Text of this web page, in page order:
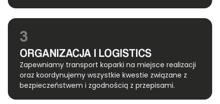
3
ORGANIZACJA I LOGISTICS
Zapewniamy transport koparki na miejsce realizacji
oraz koordynujemy wszystkie kwestie związane z
bezpieczeństwem i zgodnością z przepisami.